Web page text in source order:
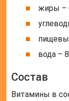
жиры –
вода –
Состав
Витамины в